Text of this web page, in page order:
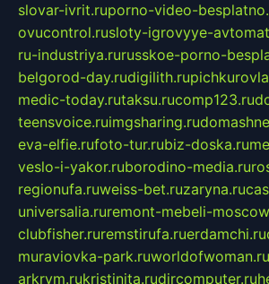
slovar-ivrit.ruporno-video-
ovucontrol.rusloty-igrovyye-
ru-industriya.rurusskoe-porno-
belgorod-day.rudigilith.ru
medic-today.rutaksu.rucomp123.ru
teensvoice.ruimgsharing.ru
eva-elfie.rufoto-tur.rubiz-doska.ru
veslo-i-yakor.ruborodino-media.ru
regionufa.ruweiss-bet.ruzaryna.ru
universalia.ruremont-mebeli-
clubfisher.ruremstirufa.ruerdamchi.ru
muraviovka-park.ruworldofwoman.ru
arkrym.rukristinita.rudircomputer.ru